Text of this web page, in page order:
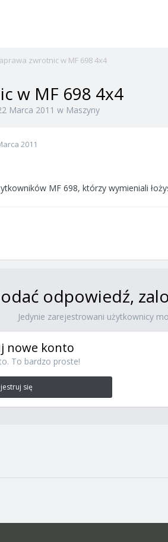
zwrotnic w MF 698 4x4
w MF 698 4x4
Marca 2011 w Maszyny
2011
MF 698, którzy wymieniali
odpowiedź,
Jedynie zarejestrowani użytkownicy
nowe konto
To bardzo proste!
się